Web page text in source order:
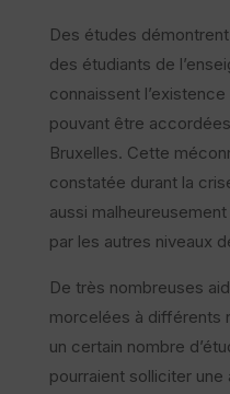
Des études
des étudiants de
connaissent
pouvant être
Bruxelles. Cette
constatée durant la
aussi
par les autres niveaux
De très nombreuses
morcelées à différents
un certain nombre
pourraient solliciter